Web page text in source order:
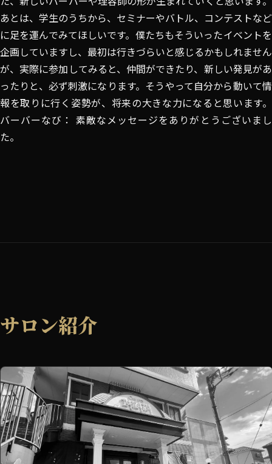
あとは、学生のうちから、セミナーやバトル、コンテストなど
に足を運んでみてほしいです。僕たちもそういったイベントを
企画していますし、最初は行きづらいと感じるかもしれません
が、実際に参加してみると、仲間ができたり、新しい発見があ
ったりと、必ず刺激になります。そうやって自分から動いて情
報を取りに行く姿勢が、将来の大きな力になると思います。
バーバーなび： 素敵なメッセージをありがとうございまし
た。
サロン紹介